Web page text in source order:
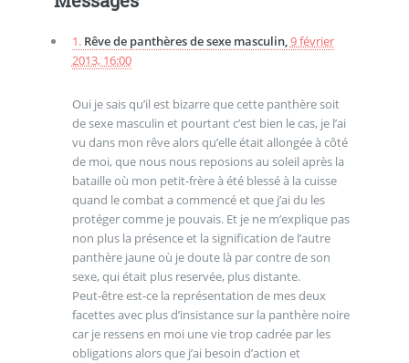
1. Rêve de panthères de sexe masculin,9 février
2013, 16:00
Oui je sais qu’il est bizarre que cette panthère soit
de sexe masculin et pourtant c’est bien le cas, je l’ai
vu dans mon rêve alors qu’elle était allongée à côté
de moi, que nous nous reposions au soleil après la
bataille où mon petit-frère à été blessé à la cuisse
quand le combat a commencé et que j’ai du les
protéger comme je pouvais. Et je ne m’explique pas
non plus la présence et la signification de l’autre
panthère jaune où je doute là par contre de son
sexe, qui était plus reservée, plus distante.
Peut-être est-ce la représentation de mes deux
facettes avec plus d’insistance sur la panthère noire
car je ressens en moi une vie trop cadrée par les
obligations alors que j’ai besoin d’action et